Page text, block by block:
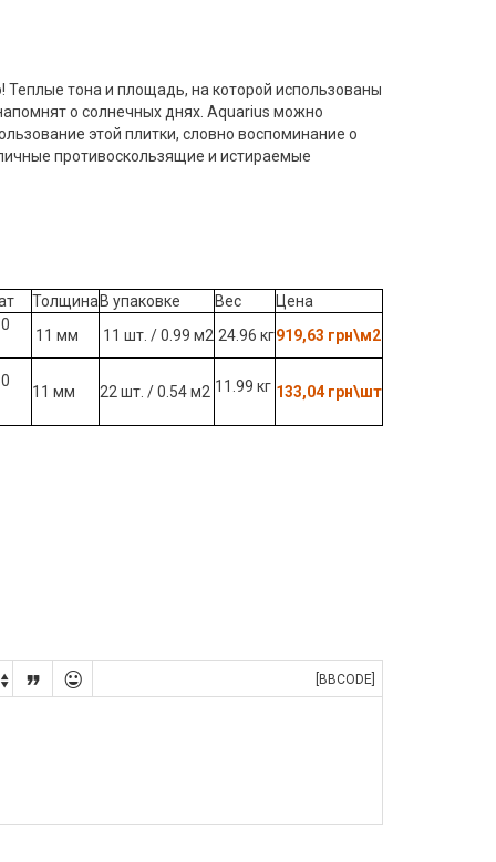
Теплые тона и площадь, на которой использованы
о солнечных днях. Aquarius можно
этой плитки, словно воспоминание о
противоскользящие и истираемые
Толщина В упаковке Вес
Цена
11 мм 11 шт. / 0.99 м2 24.96 кг919,63 грн\м2
11 мм 22 шт. / 0.54 м2 11.99 кг 133,04 грн\шт
  [BBCODE]